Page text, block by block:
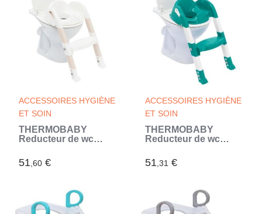
ACCESSOIRES HYGIÈNE
ET SOIN
THERMOBABY
Reducteur de wc
glacé (Brun)
51,60 €
ACCESSOIRES HYGIÈNE
ET SOIN
THERMOBABY
Reducteur de wc
emeraude (Vert)
51,31 €